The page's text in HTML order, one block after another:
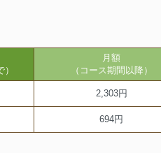
月額
（コース期間以降）
2,303円
694円